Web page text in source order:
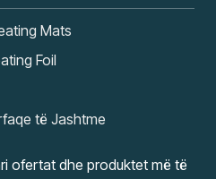
Mats
Foil
të Jashtme
ofertat dhe produktet më të